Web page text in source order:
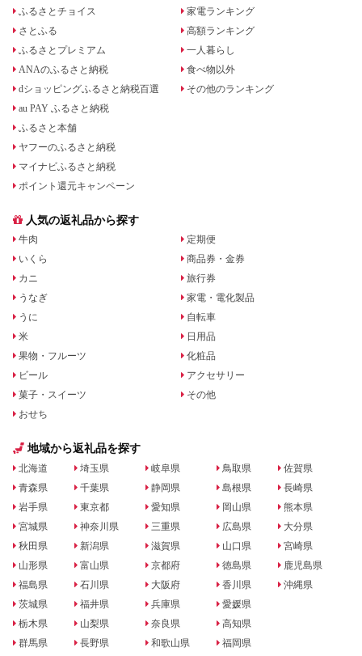
ふるさとチョイス
さとふる
ふるさとプレミアム
ANAのふるさと納税
dショッピングふるさと納税百選
au PAY ふるさと納税
ふるさと本舗
ヤフーのふるさと納税
マイナビふるさと納税
ポイント還元キャンペーン
家電ランキング
高額ランキング
一人暮らし
食べ物以外
その他のランキング
人気の返礼品から探す
牛肉
いくら
カニ
うなぎ
うに
米
果物・フルーツ
ビール
菓子・スイーツ
おせち
定期便
商品券・金券
旅行券
家電・電化製品
自転車
日用品
化粧品
アクセサリー
その他
地域から返礼品を探す
北海道
青森県
岩手県
宮城県
秋田県
山形県
福島県
茨城県
栃木県
群馬県
埼玉県
千葉県
東京都
神奈川県
新潟県
富山県
石川県
福井県
山梨県
長野県
岐阜県
静岡県
愛知県
三重県
滋賀県
京都府
大阪府
兵庫県
奈良県
和歌山県
鳥取県
島根県
岡山県
広島県
山口県
徳島県
香川県
愛媛県
高知県
福岡県
佐賀県
長崎県
熊本県
大分県
宮崎県
鹿児島県
沖縄県